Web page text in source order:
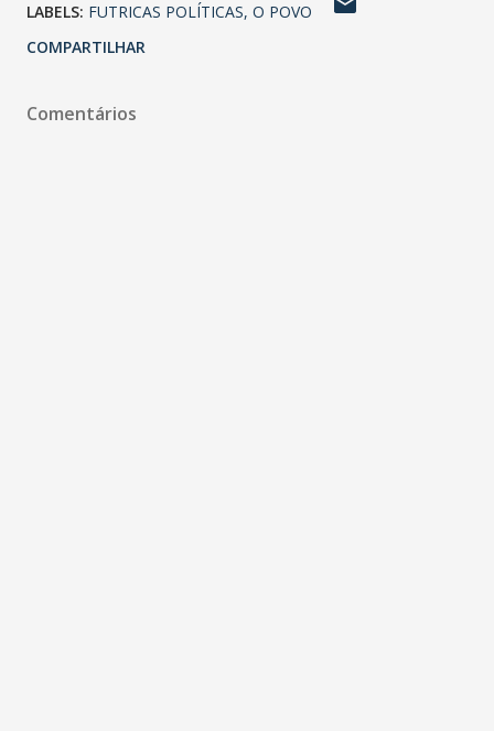
LABELS: FUTRICAS POLÍTICAS O POVO
COMPARTILHAR
Comentários